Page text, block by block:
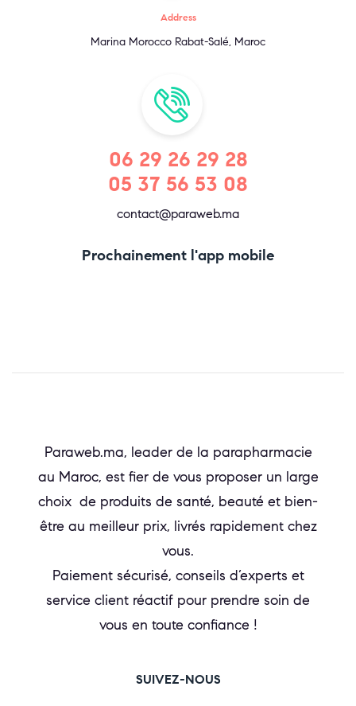
Address
Marina Morocco Rabat-Salé, Maroc
06 29 26 29 28
05 37 56 53 08
contact@paraweb.ma
Prochainement l'app mobile
Paraweb.ma, leader de la parapharmacie
au Maroc, est fier de vous proposer un large
choix de produits de santé, beauté et bien-
être au meilleur prix, livrés rapidement chez
vous.
Paiement sécurisé, conseils d’experts et
service client réactif pour prendre soin de
vous en toute confiance !
SUIVEZ-NOUS